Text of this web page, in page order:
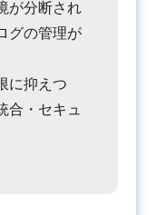
が分断され
グの管理が
に抑えつ
合・セキュ